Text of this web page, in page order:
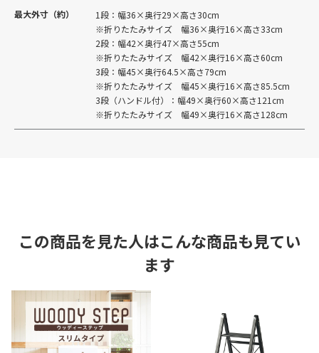
最大外寸（約）
1段：幅36×奥行29×高さ30cm
※折りたたみサイズ 幅36×奥行16×高さ33cm
2段：幅42×奥行47×高さ55cm
※折りたたみサイズ 幅42×奥行16×高さ60cm
3段：幅45×奥行64.5×高さ79cm
※折りたたみサイズ 幅45×奥行16×高さ85.5cm
3段（ハンドル付）：幅49×奥行60×高さ121cm
※折りたたみサイズ 幅49×奥行16×高さ128cm
この商品を見た人はこんな商品も見てい
ます